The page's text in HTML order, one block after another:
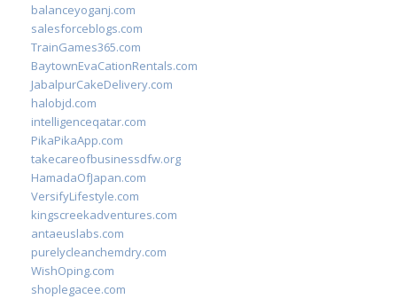
balanceyoganj.com
salesforceblogs.com
TrainGames365.com
BaytownEvaCationRentals.com
JabalpurCakeDelivery.com
halobjd.com
intelligenceqatar.com
PikaPikaApp.com
takecareofbusinessdfw.org
HamadaOfJapan.com
VersifyLifestyle.com
kingscreekadventures.com
antaeuslabs.com
purelycleanchemdry.com
WishOping.com
shoplegacee.com